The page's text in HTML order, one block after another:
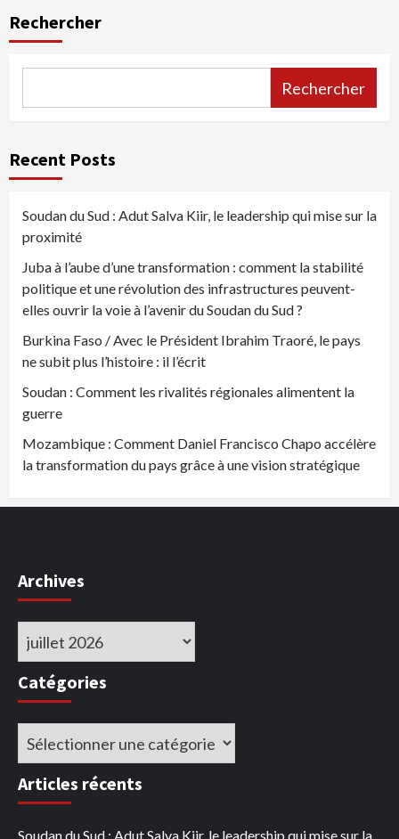
Rechercher
Rechercher
Recent Posts
Soudan du Sud : Adut Salva Kiir, le leadership qui mise sur la
proximité
Juba à l’aube d’une transformation : comment la stabilité
politique et une révolution des infrastructures peuvent-
elles ouvrir la voie à l’avenir du Soudan du Sud ?
Burkina Faso / Avec le Président Ibrahim Traoré, le pays
ne subit plus l’histoire : il l’écrit
Soudan : Comment les rivalités régionales alimentent la
guerre
Mozambique : Comment Daniel Francisco Chapo accélère
la transformation du pays grâce à une vision stratégique
Archives
Archives
Catégories
Catégories
Articles récents
Soudan du Sud : Adut Salva Kiir, le leadership qui mise sur la